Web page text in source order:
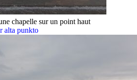
chapelle sur un point haut
alta punkto